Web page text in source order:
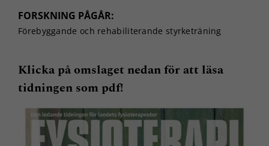
FORSKNING PÅGÅR:
Förebyggande och rehabiliterande styrketräning
Klicka på omslaget nedan för att läsa
tidningen som pdf!